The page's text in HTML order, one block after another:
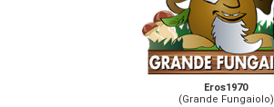
Eros1970
(Grande Fungaiolo)